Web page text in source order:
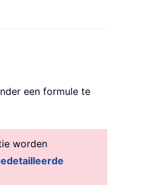
een formule te
worden